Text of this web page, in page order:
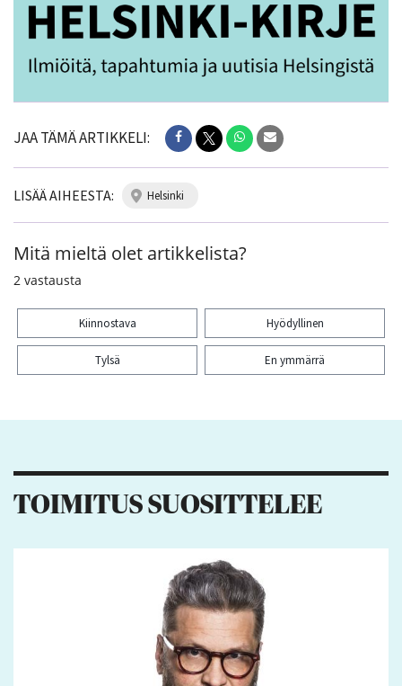
JAA TÄMÄ ARTIKKELI:
LISÄÄ AIHEESTA: helsinki
Mitä mieltä olet artikkelista?
2 vastausta
Kiinnostava Hyödyllinen
Tylsä En ymmärrä
TOIMITUS SUOSITTELEE